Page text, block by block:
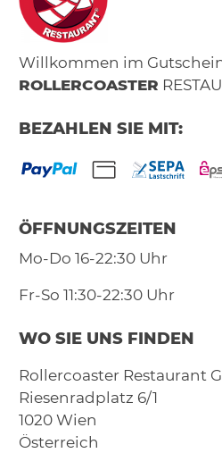
Willkommen im
ROLLERCOASTER
BEZAHLEN SIE MIT:
ÖFFNUNGSZEITEN
Mo-Do 16-22:30 Uhr
Fr-So 11:30-22:30 Uhr
WO SIE UNS FINDEN
Rollercoaster Restaurant
Riesenradplatz 6/1
1020 Wien
Österreich